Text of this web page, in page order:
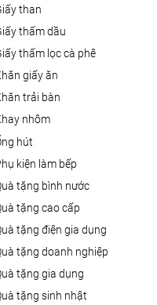
giấy than
giấy thấm dầu
giấy thấm lọc cà phê
khăn giấy ăn
khăn trải bàn
khay nhôm
ống hút
phụ kiện làm bếp
quà tặng bình nước
quà tặng cao cấp
quà tặng điện gia dụng
quà tặng doanh nghiệp
quà tặng gia dụng
quà tặng sinh nhật